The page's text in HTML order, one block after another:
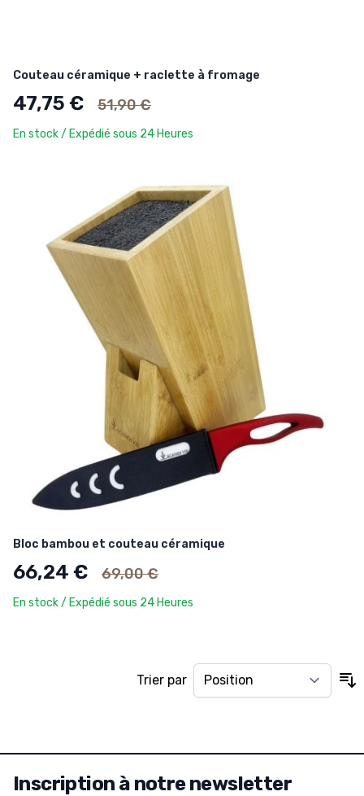
Couteau céramique + raclette à fromage
47,75 € Ancien prix
51,90 €
En stock / Expédié sous 24 Heures
Bloc bambou et couteau céramique
66,24 € Ancien prix
69,00 €
En stock / Expédié sous 24 Heures
Trier par
Inscription à notre newsletter